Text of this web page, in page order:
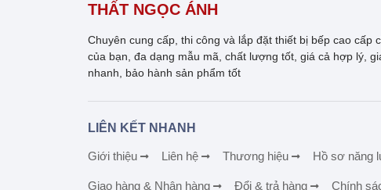
THẤT NGỌC ÁNH
Chuyên cung cấp, thi công và lắp đặt thiết bị bếp cao cấp
của bạn, đa dạng mẫu mã, chất lượng tốt, giá cả hợp lý,
nhanh, bảo hành sản phẩm tốt
LIÊN KẾT NHANH
Giới thiệu Liên hệ Thương hiệu Hồ sơ năng
Giao hàng & Nhận hàng Đổi & trả hàng Chính